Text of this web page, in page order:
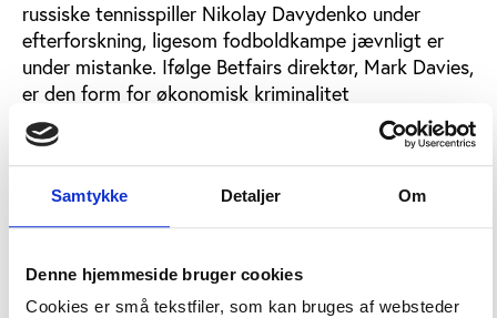
Samtykke Detaljer Om
Denne hjemmeside bruger cookies
Cookies er små tekstfiler, som kan bruges af websteder
russiske tennisspiller Nikolay Davydenko under
efterforskning, ligesom fodboldkampe jævnligt er
under mistanke. Ifølge Betfairs direktør, Mark Davies,
er den form for økonomisk kriminalitet
sammenlignelig med doping. Han efterlyser derfor et
nyt organ, som kan bekæmpe alle former for korrupt
adfærd ”Jeg kan ikke se forskellen på, at en
sportsmand forsøger at snyde ved at forbedre sin
præstation gennem doping eller bevidst gør den
til den new zealandske avis Sunday Star Times.